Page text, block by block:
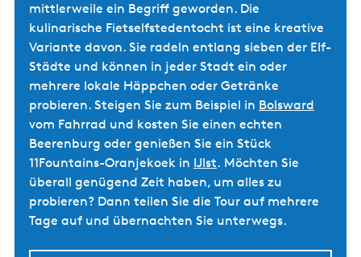
mittlerweile ein Begriff geworden. Die
kulinarische Fietselfstedentocht ist eine kreative
Variante davon. Sie radeln entlang sieben der Elf-
Städte und können in jeder Stadt ein oder
mehrere lokale Häppchen oder Getränke
probieren. Steigen Sie zum Beispiel in Bolsward
vom Fahrrad und kosten Sie einen echten
Beerenburg oder genießen Sie ein Stück
11Fountains-Oranjekoek in IJlst. Möchten Sie
überall genügend Zeit haben, um alles zu
probieren? Dann teilen Sie die Tour auf mehrere
Tage auf und übernachten Sie unterwegs.